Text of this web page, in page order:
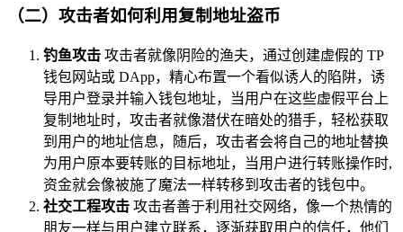
（二）攻击者如何利用复制地址盗币
钓鱼攻击 攻击者就像阴险的渔夫，通过创建虚假的 TP
钱包网站或 DApp，精心布置一个看似诱人的陷阱，诱
导用户登录并输入钱包地址，当用户在这些虚假平台上
复制地址时，攻击者就像潜伏在暗处的猎手，轻松获取
到用户的地址信息，随后，攻击者会将自己的地址替换
为用户原本要转账的目标地址，当用户进行转账操作时,
资金就会像被施了魔法一样转移到攻击者的钱包中。
社交工程攻击 攻击者善于利用社交网络，像一个热情的
朋友一样与用户建立联系，逐渐获取用户的信任，他们